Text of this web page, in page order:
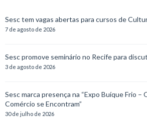
Sesc tem vagas abertas para cursos de
7 de agosto de 2026
Sesc promove seminário no Recife para
3 de agosto de 2026
Sesc marca presença na “Expo Buíque Frio –
Comércio se Encontram”
30 de julho de 2026